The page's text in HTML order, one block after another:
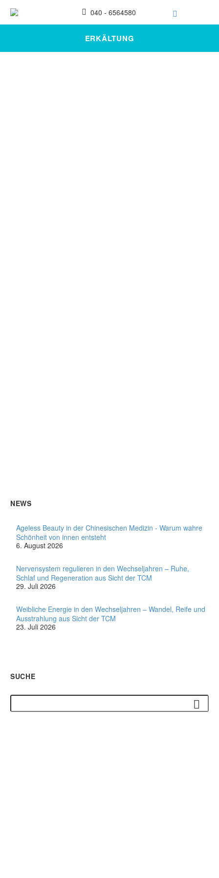
040 - 6564580
ERKÄLTUNG
NEWS
Ageless Beauty in der Chinesischen Medizin - Warum wahre
Schönheit von innen entsteht
6. August 2026
Nervensystem regulieren in den Wechseljahren – Ruhe,
Schlaf und Regeneration aus Sicht der TCM
29. Juli 2026
Weibliche Energie in den Wechseljahren – Wandel, Reife und
Ausstrahlung aus Sicht der TCM
23. Juli 2026
SUCHE